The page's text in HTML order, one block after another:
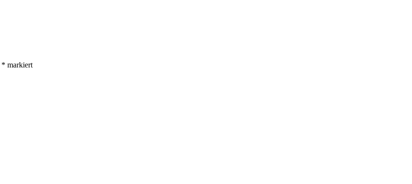
* markiert